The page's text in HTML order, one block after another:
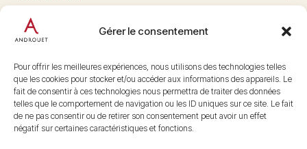
Gérer le consentement
Pour offrir les meilleures expériences, nous utilisons des technologies telles
que les cookies pour stocker et/ou accéder aux informations des appareils. Le
fait de consentir à ces technologies nous permettra de traiter des données
telles que le comportement de navigation ou les ID uniques sur ce site. Le fait
de ne pas consentir ou de retirer son consentement peut avoir un effet
négatif sur certaines caractéristiques et fonctions.
L’ART DU FROMAGE
Nous suivre
@maisonandrouet
Copyright © 2026 Androuet
Site parMake the Grade